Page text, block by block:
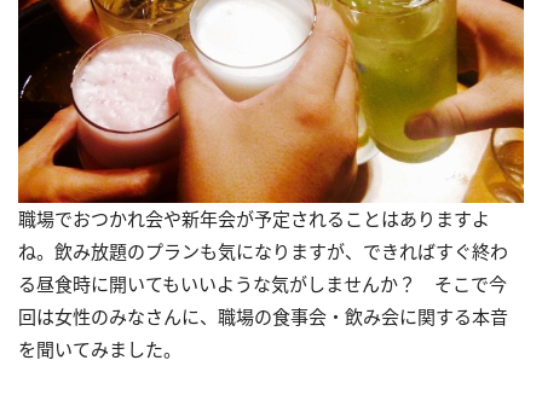
職場でおつかれ会や新年会が予定されることはありますよ
ね。飲み放題のプランも気になりますが、できればすぐ終わ
る昼食時に開いてもいいような気がしませんか？ そこで今
回は女性のみなさんに、職場の食事会・飲み会に関する本音
を聞いてみました。